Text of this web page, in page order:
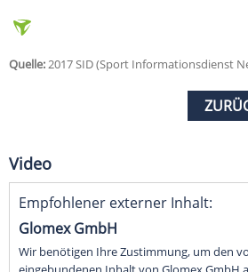
Quelle:2017 SID (Sport Informationsdienst
Video
Empfohlener externer Inhalt:
Glomex GmbH
Wir benötigen Ihre Zustimmung, um den